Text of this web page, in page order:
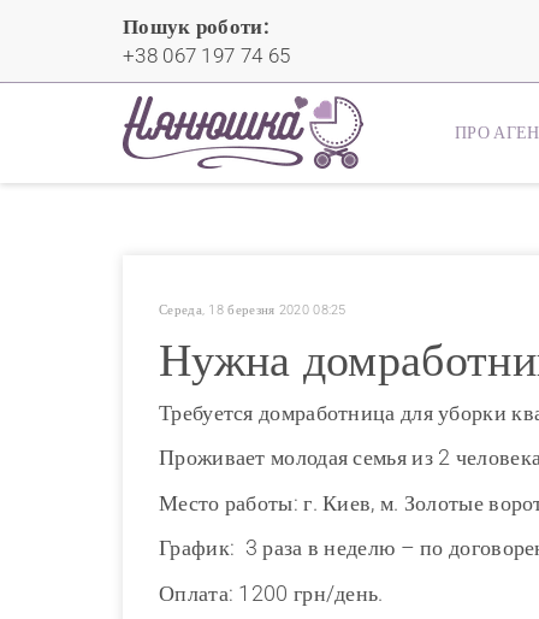
Пошук роботи:
+38 067 197 74 65
ПРО
Середа, 18 березня 2020 08:25
Нужна
Требуется домработница для уборки
Проживает молодая семья из 2
Место работы: г. Киев, м. Золотые
График: 3 раза в неделю – по
Оплата: 1200 грн/день.